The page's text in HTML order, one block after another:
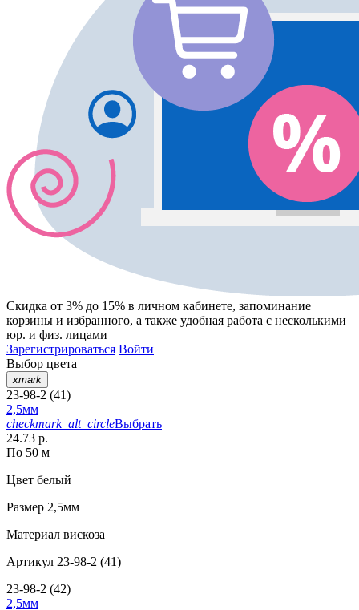
Скидка от 3% до 15% в личном кабинете, запоминание
корзины и избранного, а также удобная работа с несколькими
юр. и физ. лицами
Зарегистрироваться Войти
Выбор цвета
xmark
23-98-2 (41)
2,5мм
checkmark_alt_circleВыбрать
24.73 р.
По 50 м
Цвет белый
Размер 2,5мм
Материал вискоза
Артикул 23-98-2 (41)
23-98-2 (42)
2,5мм